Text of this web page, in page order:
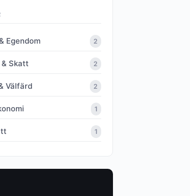
Egendom 2
Skatt 2
Välfärd 2
1
1